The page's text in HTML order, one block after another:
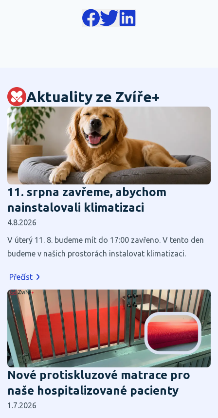
Aktuality ze Zvíře+
11. srpna zavřeme, abychom
nainstalovali klimatizaci
4.8.2026
V úterý 11. 8. budeme mít do 17:00 zavřeno. V tento den
budeme v našich prostorách instalovat klimatizaci.
Přečíst
Nové protiskluzové matrace pro
naše hospitalizované pacienty
1.7.2026